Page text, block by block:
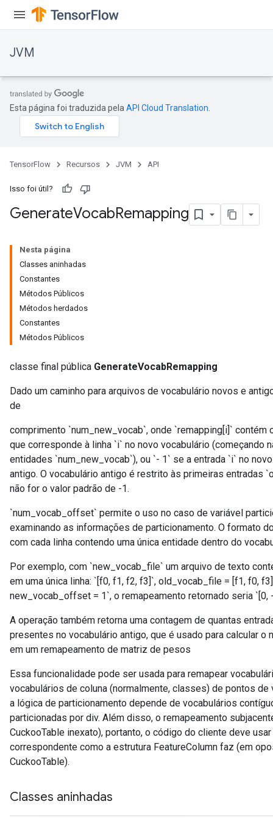
JVM
Esta página foi traduzida pela API Cloud Translation
TensorFlow Recursos JVM API
Isso foi útil?
GenerateVocabRemapping
Nesta página
Classes aninhadas
Constantes
Métodos Públicos
Métodos herdados
Constantes
Métodos Públicos
classe final pública GenerateVocabRemapping
Dado um caminho para arquivos de vocabulário novos e
de
comprimento `num_new_vocab`, onde `remapping[i]` contém
que corresponde à linha `i` no novo vocabulário (começando
entidades `num_new_vocab`), ou `- 1` se a entrada `i` no
antigo. O vocabulário antigo é restrito às primeiras entradas
não for o valor padrão de -1.
`num_vocab_offset` permite o uso no caso de variável
examinando as informações de particionamento. O formato
com cada linha contendo uma única entidade dentro do
Por exemplo, com `new_vocab_file` um arquivo de texto
em uma única linha: `[f0, f1, f2, f3]`, old_vocab_file = [f1, f0,
new_vocab_offset = 1`, o remapeamento retornado seria `[0,
A operação também retorna uma contagem de quantas
presentes no vocabulário antigo, que é usado para calcular
em um remapeamento de matriz de pesos
Essa funcionalidade pode ser usada para remapear
vocabulários de coluna (normalmente, classes) de pontos
a lógica de particionamento depende de vocabulários
particionadas por div. Além disso, o remapeamento
CuckooTable inexato), portanto, o código do cliente deve
correspondente como a estrutura FeatureColumn faz (em
CuckooTable).
Classes aninhadas